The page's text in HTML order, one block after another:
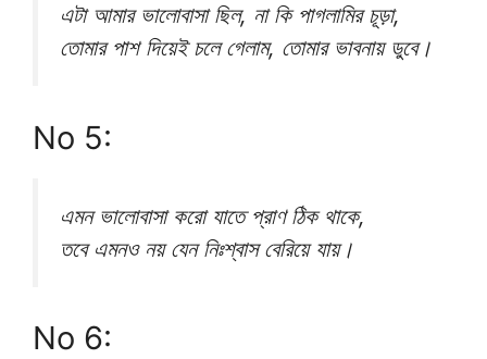
এটা আমার ভালোবাসা ছিল, না কি পাগলামির চূড়া,
তোমার পাশ দিয়েই চলে গেলাম, তোমার ভাবনায় ডুবে।
No 5:
এমন ভালোবাসা করো যাতে প্রাণ ঠিক থাকে,
তবে এমনও নয় যেন নিঃশ্বাস বেরিয়ে যায়।
No 6: